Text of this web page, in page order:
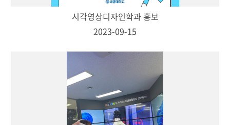
시각영상디자인학과 홍보
2023-09-15